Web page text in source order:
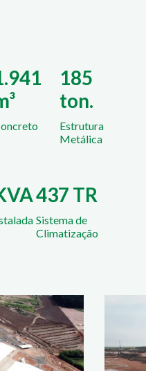
185
ton.
Estrutura
Metálica
437 TR
Sistema de
Climatização